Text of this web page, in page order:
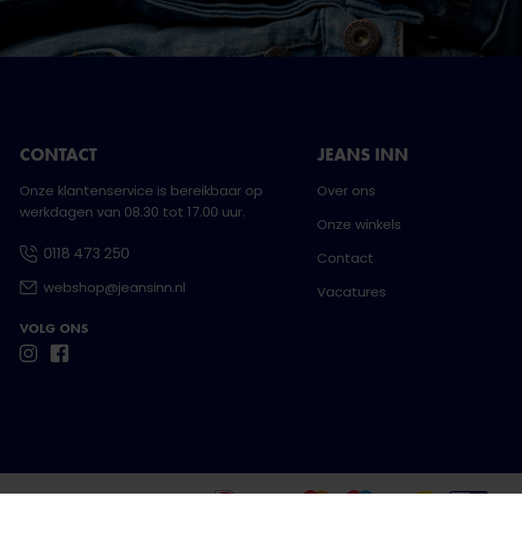
CONTACT
Onze klantenservice is bereikbaar op
werkdagen van 08.30 tot 17.00 uur.
0118 473 250
webshop@jeansinn.nl
VOLG ONS
JEANS INN
Over ons
Onze winkels
Contact
Vacatures
Betaal eenvoudig en veilig met